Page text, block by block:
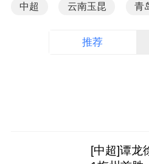
中超 云南玉昆 青
推荐
[中超]谭龙